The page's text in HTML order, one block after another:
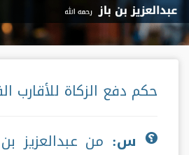
حكم دفع الزكاة للأقارب
س: من عبدالعزيز